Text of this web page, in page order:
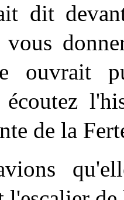
dit
ouvrait
écoutez
de la